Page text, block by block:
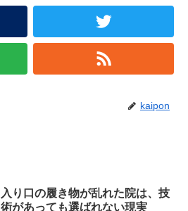
kaipon
入り口の履き物が乱れた院は、技
術があっても選ばれない現実